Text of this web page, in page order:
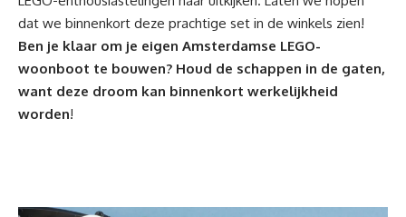
dat we binnenkort deze prachtige set in de winkels zien!
Ben je klaar om je eigen Amsterdamse LEGO-
woonboot te bouwen? Houd de schappen in de gaten,
want deze droom kan binnenkort werkelijkheid
worden!